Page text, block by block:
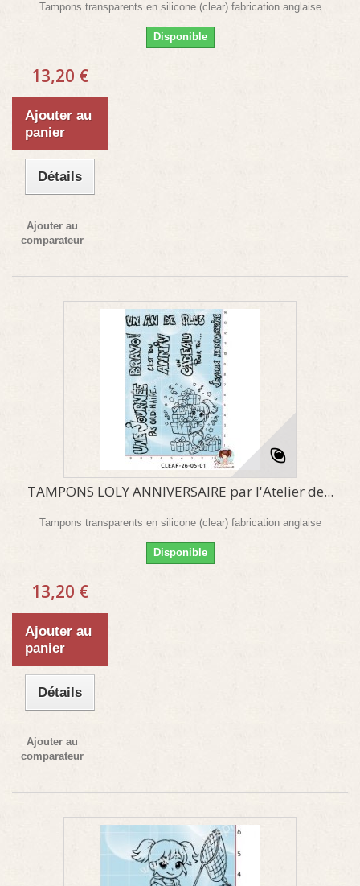
Tampons transparents en silicone (clear) fabrication anglaise
Disponible
13,20 €
Ajouter au
panier
Détails
Ajouter au
comparateur
TAMPONS LOLY ANNIVERSAIRE par l'Atelier de...
Tampons transparents en silicone (clear) fabrication anglaise
Disponible
13,20 €
Ajouter au
panier
Détails
Ajouter au
comparateur